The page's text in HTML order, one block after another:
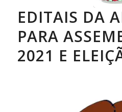
EDITAIS DA
PARA
2021 E